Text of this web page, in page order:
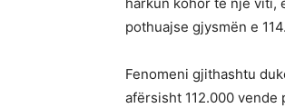
pothuajse gjysmën e
Fenomeni gjithashtu
afërsisht 112.000